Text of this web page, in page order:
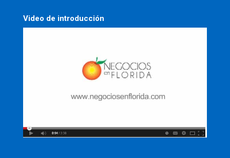
Video de introducción